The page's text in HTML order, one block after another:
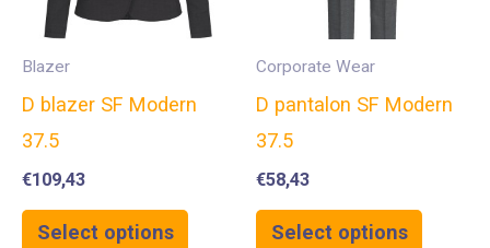
Blazer
D blazer SF Modern
37.5
€109,43
Select options
Corporate Wear
D pantalon SF Modern
37.5
€58,43
Select options